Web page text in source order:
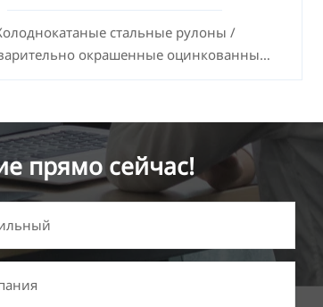
стальные рулоны /
окрашенные оцинкованные
листы SECC SPCC SECD SPCD SECE SPCE
прямо сейчас!